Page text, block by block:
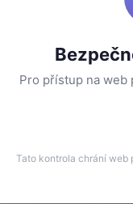
Pro přístup na
Tato kontrola chrání web